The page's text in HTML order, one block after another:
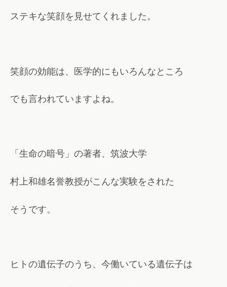
ステキな笑顔を見せてくれました。
笑顔の効能は、医学的にもいろんなところ
でも言われていますよね。
「生命の暗号」の著者、筑波大学
村上和雄名誉教授がこんな実験をされた
そうです。
ヒトの遺伝子のうち、今働いている遺伝子は